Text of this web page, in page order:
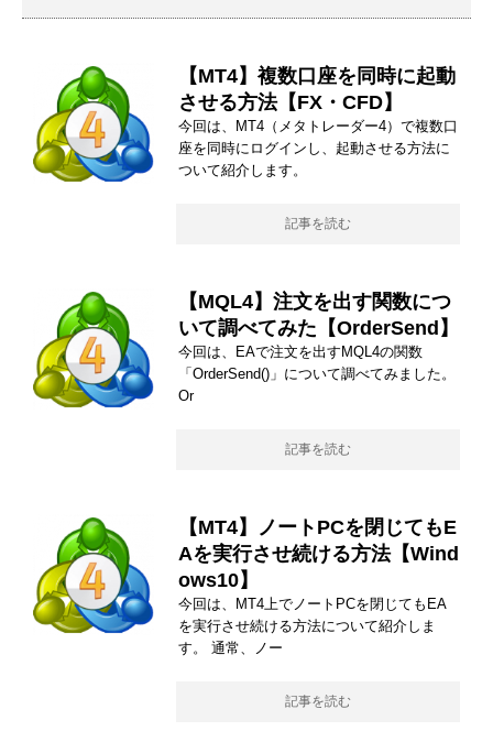
【MT4】複数口座を同時に起動
させる方法【FX・CFD】
今回は、MT4（メタトレーダー4）で複数口
座を同時にログインし、起動させる方法に
ついて紹介します。
記事を読む
【MQL4】注文を出す関数につ
いて調べてみた【OrderSend】
今回は、EAで注文を出すMQL4の関数
「OrderSend()」について調べてみました。
Or
記事を読む
【MT4】ノートPCを閉じてもE
Aを実行させ続ける方法【Wind
ows10】
今回は、MT4上でノートPCを閉じてもEA
を実行させ続ける方法について紹介しま
す。 通常、ノー
記事を読む